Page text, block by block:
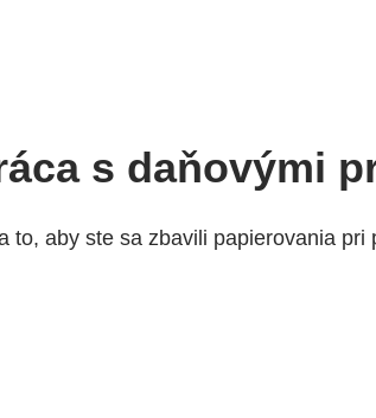
s daňovými
to, aby ste sa zbavili papierovania